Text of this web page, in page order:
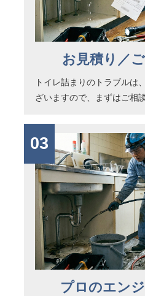
お見積り／
トイレ詰まりのトラブルは
ざいますので、まずはご相
03
プロのエン